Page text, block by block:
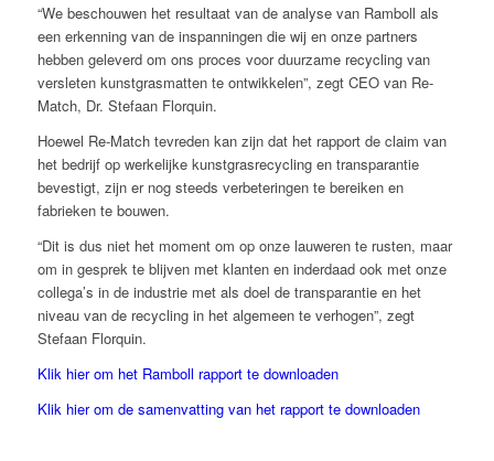
“We beschouwen het resultaat van de analyse van Ramboll als
een erkenning van de inspanningen die wij en onze partners
hebben geleverd om ons proces voor duurzame recycling van
versleten kunstgrasmatten te ontwikkelen”, zegt CEO van Re-
Match, Dr. Stefaan Florquin.
Hoewel Re-Match tevreden kan zijn dat het rapport de claim van
het bedrijf op werkelijke kunstgrasrecycling en transparantie
bevestigt, zijn er nog steeds verbeteringen te bereiken en
fabrieken te bouwen.
“Dit is dus niet het moment om op onze lauweren te rusten, maar
om in gesprek te blijven met klanten en inderdaad ook met onze
collega’s in de industrie met als doel de transparantie en het
niveau van de recycling in het algemeen te verhogen”, zegt
Stefaan Florquin.
Klik hier om het Ramboll rapport te downloaden
Klik hierom de samenvatting van het rapport te downloaden